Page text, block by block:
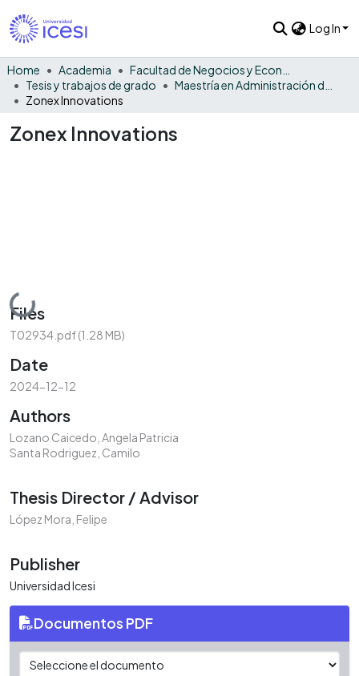
Log In
Home Academia
Tesis y trabajos de grado
Zonex Innovations
Zonex Innovations
Loading...
Files
T02934.pdf(1.28 MB)
Date
2024-12-12
Authors
Lozano Caicedo, Angela Patricia
Santa Rodriguez, Camilo
Thesis Director / Advisor
López Mora, Felipe
Publisher
Universidad Icesi
Documentos PDF